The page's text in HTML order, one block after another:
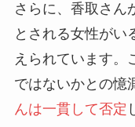
さらに、香取さん
とされる女性がい
えられています。
ではないかとの憶
んは一貫して否定